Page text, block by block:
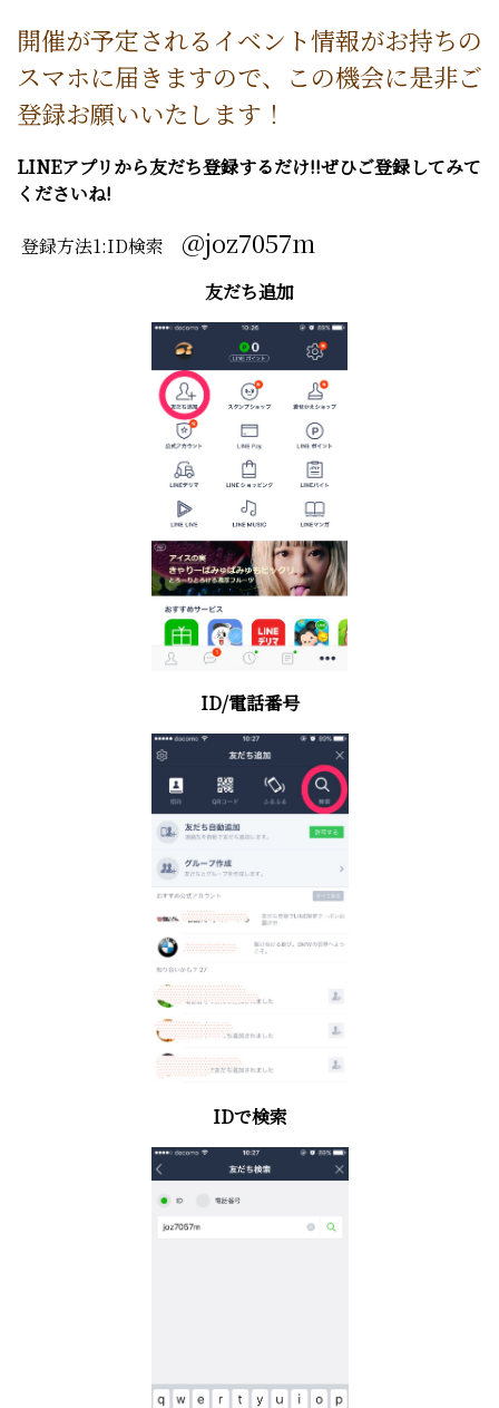
開催が予定されるイベント情報がお持ちの
スマホに届きますので、この機会に是非ご
登録お願いいたします！
LINEアプリから友だち登録するだけ!!ぜひご登録してみて
くださいね!
登録方法1:ID検索 @joz7057m
友だち追加
ID/電話番号
IDで検索